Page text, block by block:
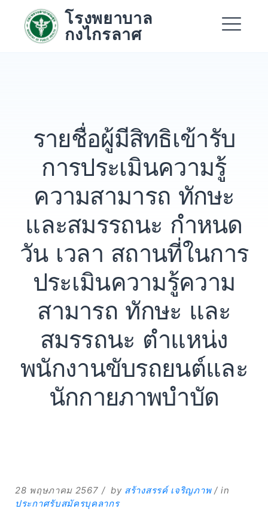
content
โรงพยาบาล
กงไกรลาศ
Expand
Search
รายชื่อผู้มีสิทธิเข้ารับ
การประเมินความรู้
ความสามารถ ทักษะ
และสมรรถนะ กำหนด
วัน เวลา สถานที่ในการ
ประเมินความรู้ความ
สามารถ ทักษะ และ
สมรรถนะ ตำแหน่ง
พนักงานขับรถยนต์และ
นักกายภาพบำบัด
28 พฤษภาคม 2567 by สร้างสรรค์ เจริญภาพ
in
ประกาศรับสมัครบุคลากร